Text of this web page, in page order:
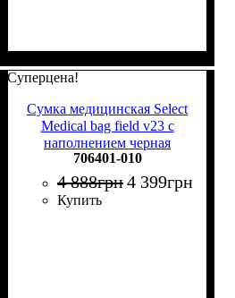
Суперцена!
Сумка медицинская Select
Medical bag field v23 с
наполнением черная
706401-010
706401-010
4 888грн4 399грн
Купить